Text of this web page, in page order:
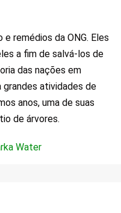
remédios da ONG. Eles
a fim de salvá-los de
das nações em
atividades de
anos, uma de suas
de árvores.
Water